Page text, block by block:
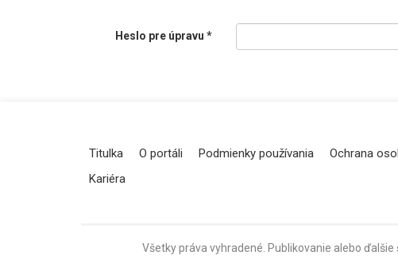
Heslo pre úpravu *
Titulka O portáli Podmienky používania Ochrana
Kariéra
Všetky práva vyhradené. Publikovanie alebo